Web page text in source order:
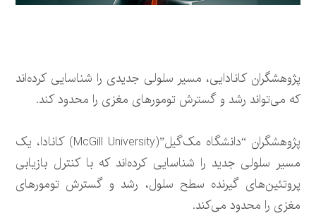
پژوهشگران کانادایی، مسیر سلولی جدیدی را شناسایی کرده‌اند
که می‌تواند رشد و گسترش تومورهای مغزی را محدود کند.
پژوهشگران “دانشگاه مک‌گیل”(McGill University) کانادا، یک
مسیر سلولی جدید را شناسایی کرده‌اند که با کنترل بازیابی
پروتئین‌های گیرنده سطح سلول، رشد و گسترش تومورهای
مغزی را محدود می‌کند.